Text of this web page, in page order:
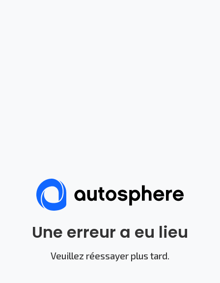
Une erreur a eu lieu
Veuillez réessayer plus tard.